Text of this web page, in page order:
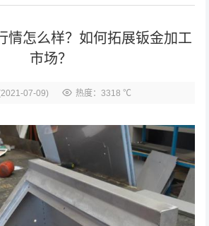
情怎么样？如何拓展钣金加工
市场？
07-09) 热度：3318 ℃